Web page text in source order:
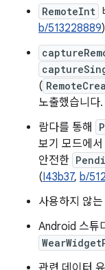
RemoteInt
b/513228889)
(
노출했습니다
람다를 통해
보기 모드에
안전한
(I43b37, b/
사용하지 않
Android 스튜